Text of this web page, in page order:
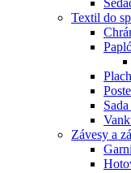
Textil do
Závesy a